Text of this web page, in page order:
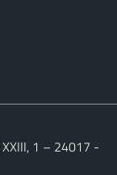
XXIII, 1 – 24017 -